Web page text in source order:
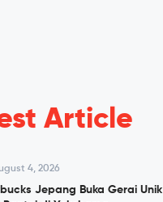
Article
4, 2026
Jepang Buka Gerai Unik